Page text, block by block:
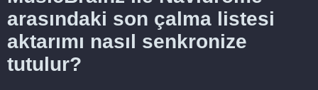
arasındaki son çalma listesi
aktarımı nasıl senkronize
tutulur?